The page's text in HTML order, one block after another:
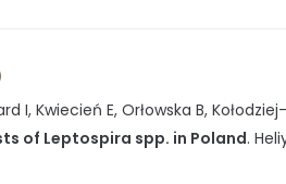
I, Kwiecień E, Orłowska B,
of Leptospira spp. in Poland.